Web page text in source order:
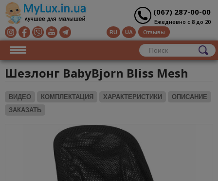
(067) 287-00-00
Ежедневно с 8 до 20
RU UA Отзывы
Шезлонг BabyBjorn Bliss Mesh
ВИДЕО КОМПЛЕКТАЦИЯ ХАРАКТЕРИСТИКИ
ОПИСАНИЕ
ЗАКАЗАТЬ